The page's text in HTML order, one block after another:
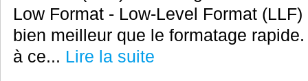
Low Format - Low-Level Format (LLF)
bien meilleur que le formatage
à ce... Lire la suite